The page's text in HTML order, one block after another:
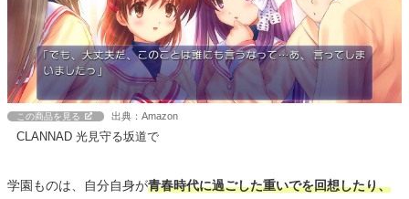
この商品を見る 出典：Amazon
CLANNAD 光見守る坂道で
学園ものは、自分自身が青春時代に過ごした重いでを回想したり、